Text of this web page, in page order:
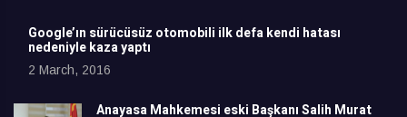
Google’ın sürücüsüz otomobili ilk defa kendi hatası
nedeniyle kaza yaptı
2 March, 2016
Anayasa Mahkemesi eski Başkanı Salih Murat